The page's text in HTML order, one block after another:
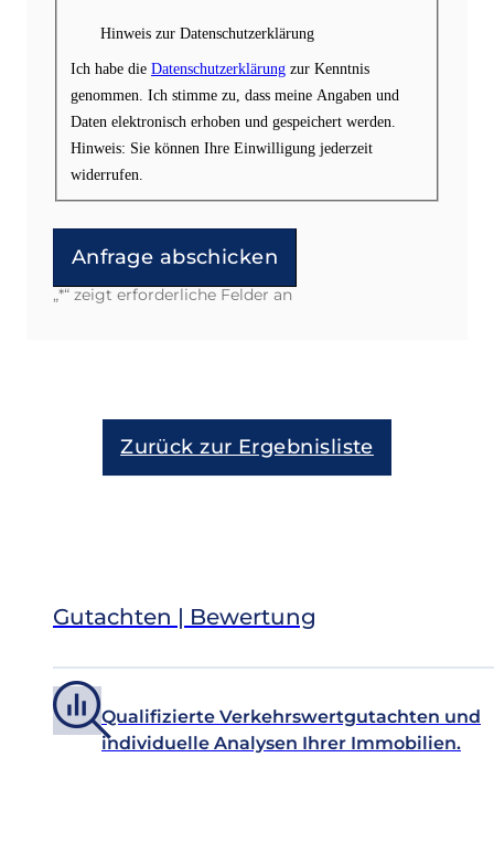
„*“ zeigt erforderliche Felder an
Hinweis zur Datenschutzerklärung
Ich habe die Datenschutzerklärung zur Kenntnis
genommen. Ich stimme zu, dass meine Angaben und
Daten elektronisch erhoben und gespeichert werden.
Hinweis: Sie können Ihre Einwilligung jederzeit
widerrufen.
Alternative:
Zurück zur Ergebnisliste
Gutachten | Bewertung
Qualifizierte Verkehrswertgutachten und
individuelle Analysen Ihrer Immobilien.